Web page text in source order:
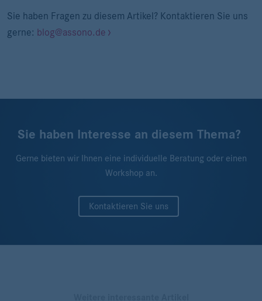
Sie haben Fragen zu diesem Artikel? Kontaktieren Sie uns
gerne: blog@assono.de
Sie haben Interesse an diesem Thema?
Gerne bieten wir Ihnen eine individuelle Beratung oder einen
Workshop an.
Kontaktieren Sie uns